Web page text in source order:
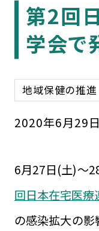
第2回
学会で
地域保健の推進
2020年6月29日
6月27日(土)～
回日本在宅医療
の感染拡大の